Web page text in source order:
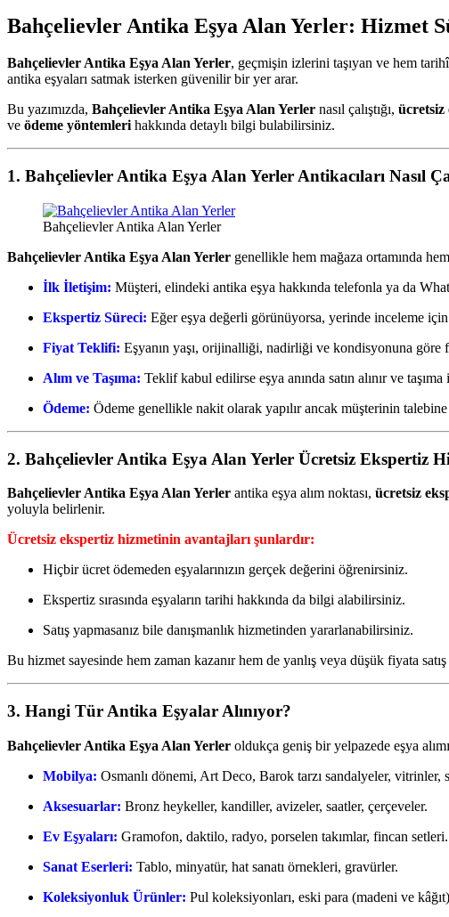
Bahçelievler Antika Eşya Alan Yerler: Hizmet
Bahçelievler Antika Eşya Alan Yerler, geçmişin izlerini taşıyan ve hem
antika eşyaları satmak isterken güvenilir bir yer arar.
Bu yazımızda, Bahçelievler Antika Eşya Alan Yerler nasıl çalıştığı, ücretsiz
ve ödeme yöntemlerihakkında detaylı bilgi bulabilirsiniz.
1. Bahçelievler Antika Eşya Alan Yerler Antikacıları Nasıl
Bahçelievler Antika Alan Yerler
Bahçelievler Antika Eşya Alan Yerler genellikle hem mağaza ortamında
İlk İletişim: Müşteri, elindeki antika eşya hakkında telefonla ya da
Ekspertiz Süreci: Eğer eşya değerli görünüyorsa, yerinde inceleme
Fiyat Teklifi: Eşyanın yaşı, orijinalliği, nadirliği ve kondisyonuna göre
Alım ve Taşıma: Teklif kabul edilirse eşya anında satın alınır ve taşıma
Ödeme: Ödeme genellikle nakit olarak yapılır ancak müşterinin
2. Bahçelievler Antika Eşya Alan Yerler Ücretsiz Ekspertiz
Bahçelievler Antika Eşya Alan Yerler antika eşya alım noktası, ücretsiz
yoluyla belirlenir.
Ücretsiz ekspertiz hizmetinin avantajları şunlardır:
Hiçbir ücret ödemeden eşyalarınızın gerçek değerini öğrenirsiniz.
Ekspertiz sırasında eşyaların tarihi hakkında da bilgi alabilirsiniz.
Satış yapmasanız bile danışmanlık hizmetinden yararlanabilirsiniz.
Bu hizmet sayesinde hem zaman kazanır hem de yanlış veya düşük fiyata
3. Hangi Tür Antika Eşyalar Alınıyor?
Bahçelievler Antika Eşya Alan Yerler oldukça geniş bir yelpazede eşya
Mobilya: Osmanlı dönemi, Art Deco, Barok tarzı sandalyeler, vitrinler,
Aksesuarlar: Bronz heykeller, kandiller, avizeler, saatler, çerçeveler.
Ev Eşyaları: Gramofon, daktilo, radyo, porselen takımlar, fincan setleri.
Sanat Eserleri: Tablo, minyatür, hat sanatı örnekleri, gravürler.
Koleksiyonluk Ürünler: Pul koleksiyonları, eski para (madeni ve